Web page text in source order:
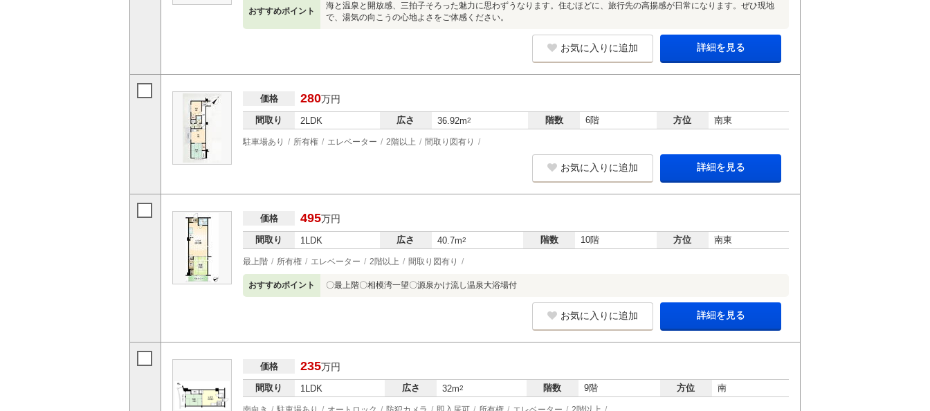
おすすめポイント
海と温泉と開放感、三拍子そろった魅力に思わずうなります。住むほどに、旅行先の高揚感が日常になります。ぜひ現地
で、湯気の向こうの心地よさをご体感ください。
お気に入りに追加 詳細を見る
価格 280万円
間取り 2LDK 広さ 36.92m2 階数 6階 方位 南東
駐車場あり 所有権 エレベーター 2階以上 間取り図有り
お気に入りに追加 詳細を見る
価格 495万円
間取り 1LDK 広さ 40.7m2 階数 10階 方位 南東
最上階 所有権 エレベーター 2階以上 間取り図有り
おすすめポイント 〇最上階〇相模湾一望〇源泉かけ流し温泉大浴場付
お気に入りに追加 詳細を見る
価格 235万円
間取り 1LDK 広さ 32m2 階数 9階 方位 南